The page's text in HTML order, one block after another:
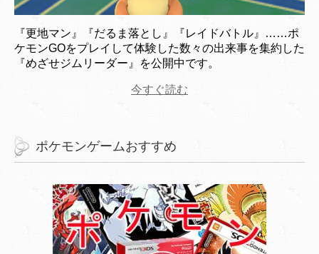
『更地マン』『だるま落とし』『レイドバトル』……ポ
ケモンGOをプレイして体験した数々の出来事を集約した
『めざせジムリーダー』を公開中です。
今すぐ読む
ポケモンゲームおすすめ